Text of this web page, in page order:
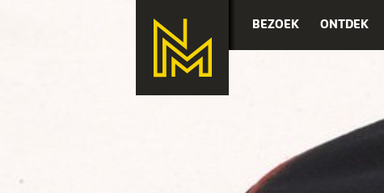
BEZOEK ONTDEK